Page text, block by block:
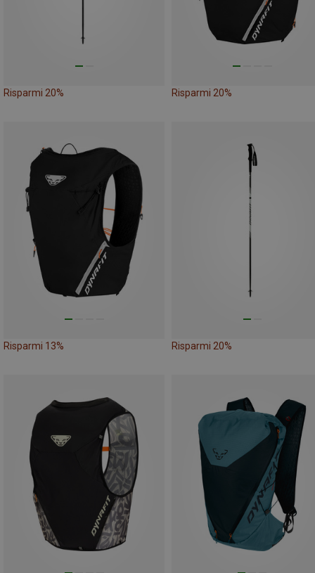
Risparmi 20% Risparmi 20%
Risparmi 13% Risparmi 20%